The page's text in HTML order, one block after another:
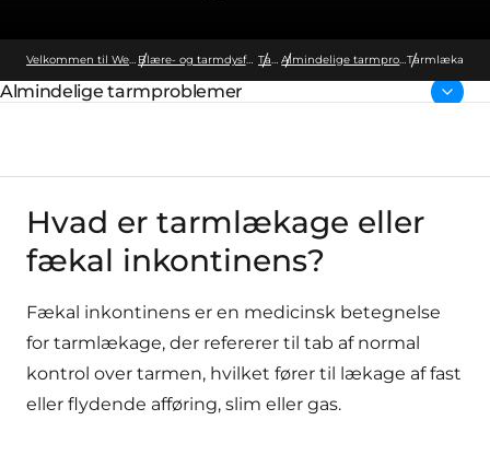
Velkommen til Wellspect Blære- og tarmdysfunktion Tarm Almindelige tarmproblemerTarmlækage
Forside:
Almindelige tarmproblemer
Hvad er tarmlækage eller
fækal inkontinens?
Fækal inkontinens er en medicinsk betegnelse
for tarmlækage, der refererer til tab af normal
kontrol over tarmen, hvilket fører til lækage af fast
eller flydende afføring, slim eller gas.